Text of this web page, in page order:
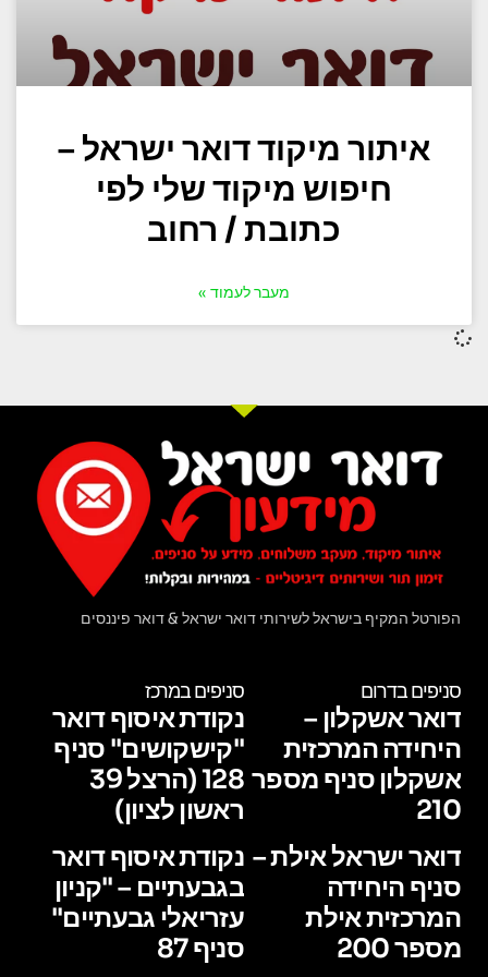
איתור מיקוד דואר ישראל –
חיפוש מיקוד שלי לפי
כתובת / רחוב
מעבר לעמוד »
הפורטל המקיף בישראל לשירותי דואר ישראל & דואר פיננסים
סניפים בדרום
דואר אשקלון –
היחידה המרכזית
אשקלון סניף מספר
210
דואר ישראל אילת –
סניף היחידה
המרכזית אילת
מספר 200
סניפים במרכז
נקודת איסוף דואר
"קישקושים" סניף
128 (הרצל 39
ראשון לציון)
נקודת איסוף דואר
בגבעתיים – "קניון
עזריאלי גבעתיים"
סניף 87